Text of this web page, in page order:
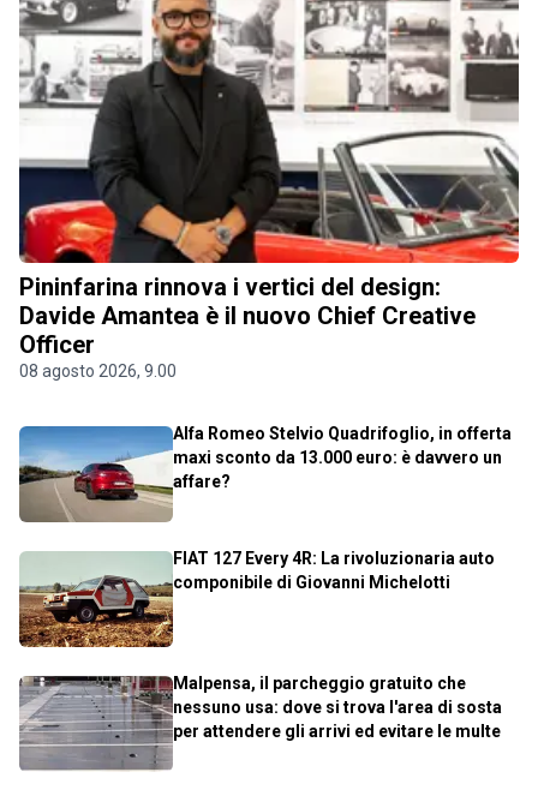
Pininfarina rinnova i vertici del design:
Davide Amantea è il nuovo Chief Creative
Officer
08 agosto 2026, 9.00
Alfa Romeo Stelvio Quadrifoglio, in offerta
maxi sconto da 13.000 euro: è davvero un
affare?
FIAT 127 Every 4R: La rivoluzionaria auto
componibile di Giovanni Michelotti
Malpensa, il parcheggio gratuito che
nessuno usa: dove si trova l'area di sosta
per attendere gli arrivi ed evitare le multe